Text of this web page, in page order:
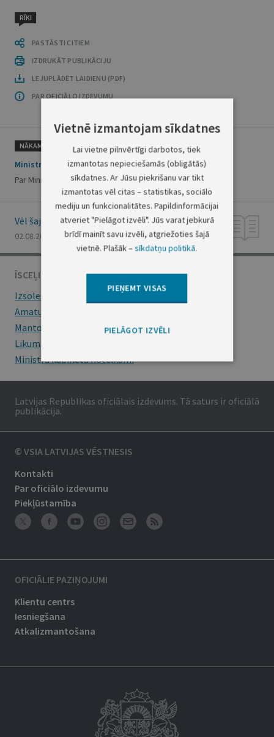
RĪKI
PASTĀSTI CITIEM
IZDRUKĀT PUBLIKĀCIJU
LEJUPLĀDĒT LAIDIENU (PDF)
PAR OFICIĀLO IZDEVUMU
NĀKAMAIS
Ministru prezidenta rīkojums Nr.286
Par Ministru prezidenta vietas izpildītāja iecelšanu
Vēl šajā numurā
02.08.2000., Nr. 276/277
ĪSCEĻI
Izsoles
Amatu konkursi
Mantojumu ziņas
Likumi
Ministru kabineta noteikumi
Latvijas Republikas oficiālais izdevums. Tā saturs ir oficiālā
publikācija.
© VSIA LATVIJAS VĒSTNESIS
Kontakti
Par oficiālo izdevumu
Piekļūstamība
OFICIĀLIE PAZIŅOJUMI
Klientu centrs
Iesniegšana
Atkalizmantošana
Vietnē izmantojam sīkdatnes
Lai vietne pilnvērtīgi darbotos, tiek
izmantotas nepieciešamās (obligātās)
sīkdatnes. Ar Jūsu piekrišanu var tikt
izmantotas vēl citas – statistikas, sociālo
mediju un funkcionalitātes. Papildinformācijai
atveriet "Pielāgot izvēli". Jūs varat jebkurā
brīdī mainīt savu izvēli, atgriežoties šajā
vietnē. Plašāk –sīkdatņu politikā.
PIEŅEMT VISAS
PIELĀGOT IZVĒLI